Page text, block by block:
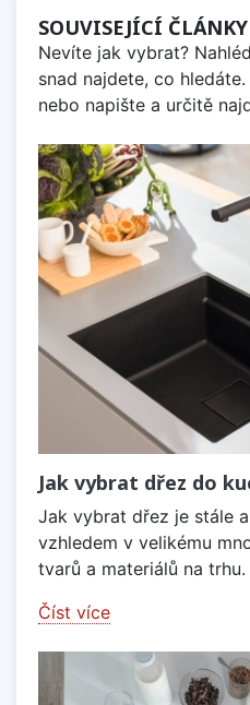
SOUVISEJÍCÍ
Nevíte jak vybrat?
snad najdete, co
nebo napište a určitě
Jak vybrat dřez do
Jak vybrat dřez je stále
vzhledem v velikému
tvarů a materiálů na trhu.
Číst více